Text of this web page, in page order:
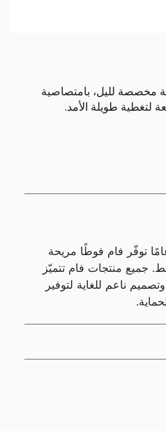
مخصصة لليل، بامتصاصية
مدى أكثر من ٤٠ عامًا توفّر فام فوطًا مريحة
جميع منتجات فام تتميّز
ناعم للغاية لتوفير